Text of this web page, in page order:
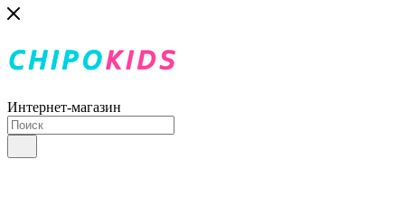
Интернет-магазин